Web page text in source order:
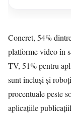
Concret, 54%
platforme video în
TV, 51% pentru
sunt incluși și
procentuale peste
aplicațiile